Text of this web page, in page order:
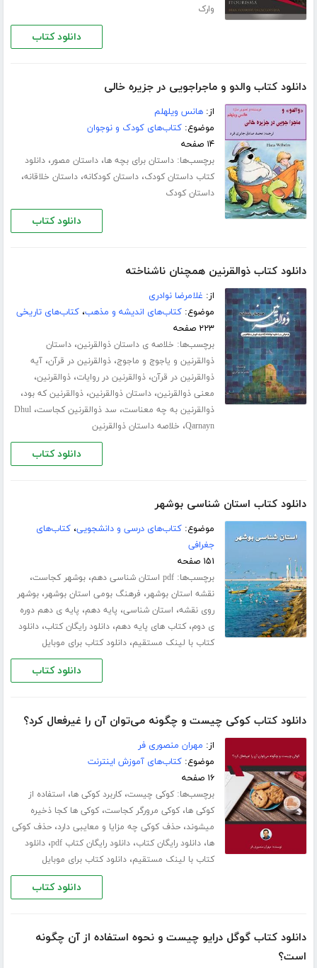
وارک
دانلود کتاب
دانلود کتاب والدو و ماجراجویی در جزیره خالی
از:هانس ویلهلم
موضوع:کتاب‌های کودک و نوجوان
۱۴ صفحه
برچسب‌ها:داستان برای بچه ها،داستان مصور،دانلود
کتاب داستان کودک،داستان کودکانه،داستان خلاقانه،
داستان کودک
دانلود کتاب
دانلود کتاب ذوالقرنین همچنان ناشناخته
از: غلامرضا نوادری
موضوع:کتاب‌های اندیشه و مذهب،کتاب‌های تاریخی
۲۲۳ صفحه
برچسب‌ها: خلاصه ی داستان ذوالقرنین،داستان
ذوالقرنین و یاجوج و ماجوج،ذوالقرنین در قرآن،آیه
ذوالقرنین در قرآن،ذوالقرنین در روایات،ذوالقرنین،
معنی ذوالقرنین،داستان ذوالقرنین،ذوالقرنین که بود،
ذوالقرنین به چه معناست، سد ذوالقرنین کجاست،Dhul
Qarnayn، خلاصه داستان ذوالقرنین
دانلود کتاب
دانلود کتاب استان شناسی بوشهر
موضوع:کتاب‌های درسی و دانشجویی،کتاب‌های
جغرافی
۱۵۱ صفحه
برچسب‌ها:pdf استان شناسی دهم ،بوشهر کجاست،
نقشه استان بوشهر، فرهنگ بومی استان بوشهر،بوشهر
روی نقشه، استان شناسی، پایه دهم، پایه ی دهم دوره
ی دوم،کتاب های پایه دهم،دانلود رایگان کتاب،دانلود
کتاب با لینک مستقیم،دانلود کتاب برای موبایل
دانلود کتاب
دانلود کتاب کوکی چیست و چگونه می‌توان آن را غیرفعال کرد؟
از: مهران منصوری فر
موضوع:کتاب‌های آموزش اینترنت
۱۶ صفحه
برچسب‌ها:کوکی چیست،کاربرد کوکی ها، استفاده از
کوکی ها،کوکی مرورگر کجاست،کوکی ها کجا ذخیره
میشوند،حذف کوکی چه مزایا و معایبی دارد،حذف کوکی
ها،دانلود رایگان کتاب،دانلود رایگان کتاب pdf ،دانلود
کتاب با لینک مستقیم،دانلود کتاب برای موبایل
دانلود کتاب
دانلود کتاب گوگل درایو چیست و نحوه استفاده از آن چگونه
است؟